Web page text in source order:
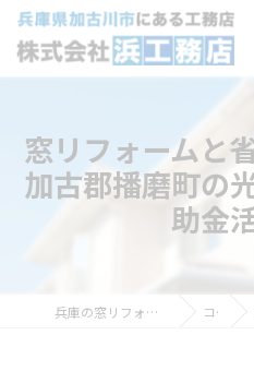
窓リフォームと
加古郡播磨町の
助金
兵庫の窓リフォームなら株式会社浜工務店 コラム